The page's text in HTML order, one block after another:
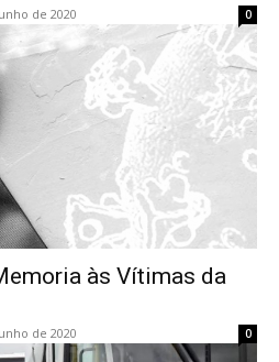
de 2020 0
às Vítimas da
de 2020 0